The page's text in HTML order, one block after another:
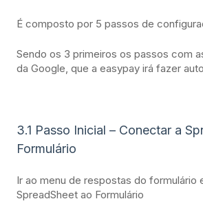
É composto por 5 passos de
Sendo os 3 primeiros os passos com
da Google, que a easypay irá fazer
3.1 Passo Inicial – Conectar a
Formulário
Ir ao menu de respostas do formulário
SpreadSheet ao Formulário